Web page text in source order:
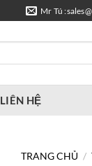
Mr Tú
LIÊN HỆ
TRANG CHỦ /